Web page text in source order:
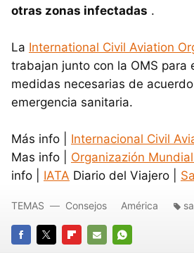
otras zonas infectadas .
La International Civil Aviation
trabajan junto con la OMS para
medidas necesarias de
emergencia sanitaria.
Más info | Internacional Civil
Mas info | Organizazión
info | IATA Diario del Viajero |
TEMAS Consejos América